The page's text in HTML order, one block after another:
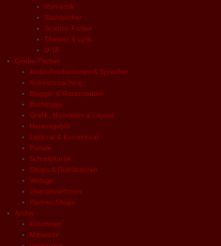
Romantik
Sachbücher
Science-Fiction
Theater & Lyrik
U 18
Qindie-Partner
Audio-Produktionen & Sprecher
Autorencoaching
Blogger & Rezensenten
Buchtrailer
Grafik, Illustration & Layout
Herausgeber
Lektorat & Korrektorat
Portale
Schreibkurse
Shops & Distributoren
Verlage
ÜbersetzerInnen
Partner-Shops
Archiv
Kolumnen
Mittwoch!